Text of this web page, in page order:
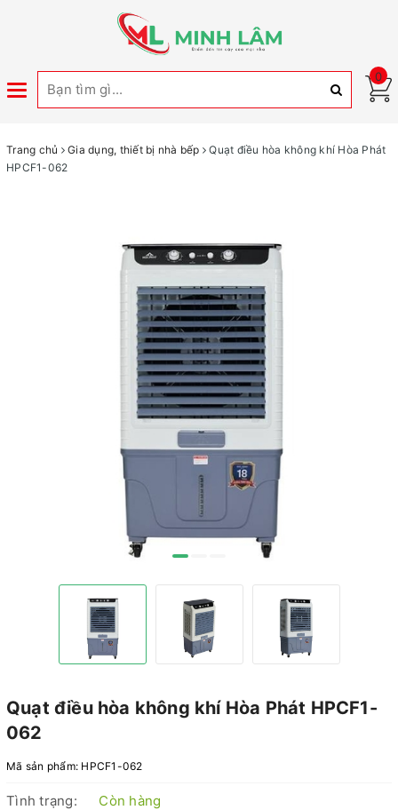
Toggle
0
Trang chủ Gia dụng, thiết bị nhà bếp
Quạt điều hòa không khí Hòa Phát
HPCF1-062
Quạt điều hòa không khí Hòa Phát HPCF1-
062
Mã sản phẩm: HPCF1-062
Tình trạng:
Còn hàng